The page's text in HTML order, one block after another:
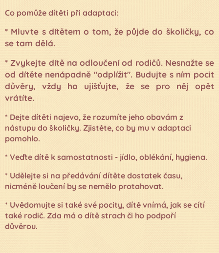
Co pomůže dítěti při adaptaci:
* Mluvte s dítětem o tom, že půjde do školičky, co
se tam dělá.
* Zvykejte dítě na odloučení od rodičů. Nesnažte se
od dítěte nenápadně "odplížit". Budujte s ním pocit
důvěry, vždy ho ujišťujte, že se pro něj opět
vrátíte.
* Dejte dítěti najevo, že rozumíte jeho obavám z
nástupu do školičky. Zjistěte, co by mu v adaptaci
pomohlo.
* Veďte dítě k samostatnosti - jídlo, oblékání, hygiena.
* Udělejte si na předávání dítěte dostatek času,
nicméně loučení by se nemělo protahovat.
* Uvědomujte si také své pocity, dítě vnímá, jak se cítí
také rodič. Zda má o dítě strach či ho podpoří
důvěrou.